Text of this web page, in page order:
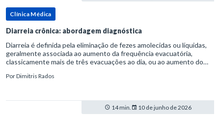
Clínica Médica
Diarreia crônica: abordagem diagnóstica
Diarreia é definida pela eliminação de fezes amolecidas ou líquidas,
geralmente associada ao aumento da frequência evacuatória,
classicamente mais de três evacuações ao dia, ou ao aumento do
PorDimitris Rados
14 min. 10 de junho de 2026